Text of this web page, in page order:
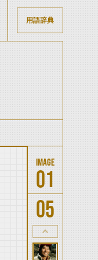
用語辞典
01
05